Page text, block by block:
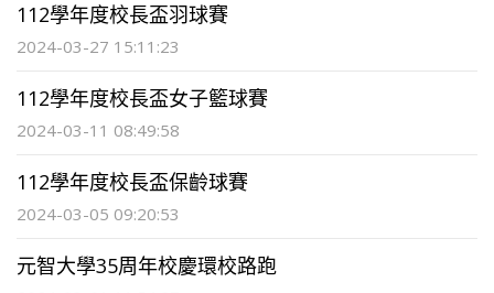
112學年度校長盃羽球賽
2024-03-27 15:11:23
112學年度校長盃女子籃球賽
2024-03-11 08:49:58
112學年度校長盃保齡球賽
2024-03-05 09:20:53
元智大學35周年校慶環校路跑